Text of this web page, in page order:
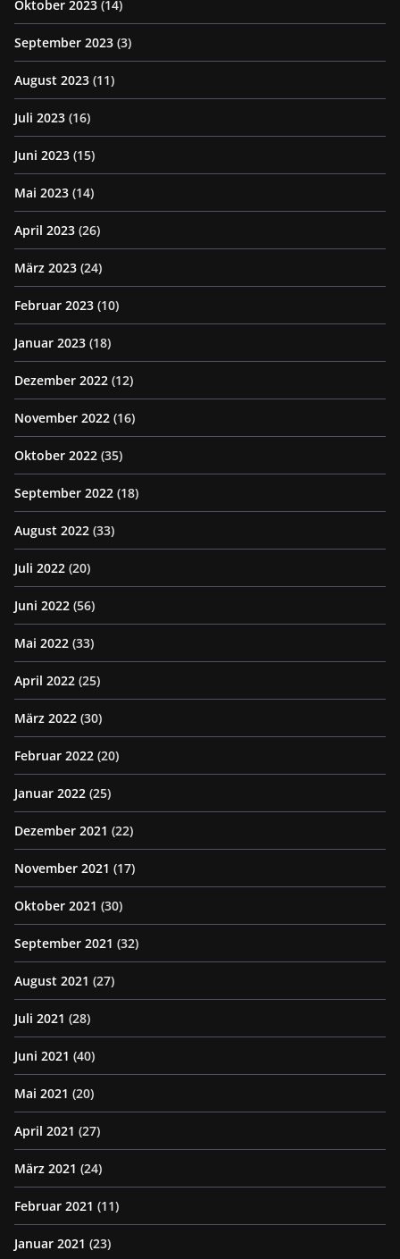
Oktober 2023 (14)
September 2023 (3)
August 2023 (11)
Juli 2023 (16)
Juni 2023 (15)
Mai 2023 (14)
April 2023 (26)
März 2023 (24)
Februar 2023 (10)
Januar 2023 (18)
Dezember 2022 (12)
November 2022 (16)
Oktober 2022 (35)
September 2022 (18)
August 2022 (33)
Juli 2022 (20)
Juni 2022 (56)
Mai 2022 (33)
April 2022 (25)
März 2022 (30)
Februar 2022 (20)
Januar 2022 (25)
Dezember 2021 (22)
November 2021 (17)
Oktober 2021 (30)
September 2021 (32)
August 2021 (27)
Juli 2021 (28)
Juni 2021 (40)
Mai 2021 (20)
April 2021 (27)
März 2021 (24)
Februar 2021 (11)
Januar 2021 (23)